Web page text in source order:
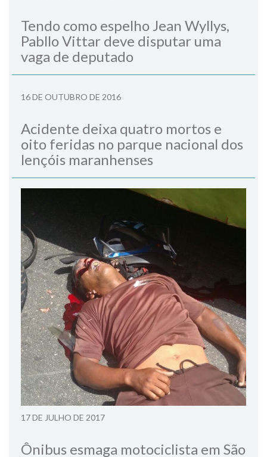
Tendo como espelho Jean Wyllys,
Pabllo Vittar deve disputar uma
vaga de deputado
16 DE OUTUBRO DE 2016
Acidente deixa quatro mortos e
oito feridas no parque nacional dos
lençóis maranhenses
17 DE JULHO DE 2017
Ônibus esmaga motociclista em São